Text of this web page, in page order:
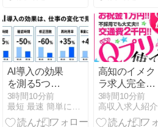
判・被害まと
め
AI導入の効果
を測る5つの
KPI｜利用回
数では判断し
ない
3時間10分前
最短 最速 簡単に中国輸入で月商500万を稼ぐ方法
高知のイメク
ラ求人完全ガ
イド｜高知
市・はりまや
橋・帯屋町・
3時間10分前
高収入求人紹介